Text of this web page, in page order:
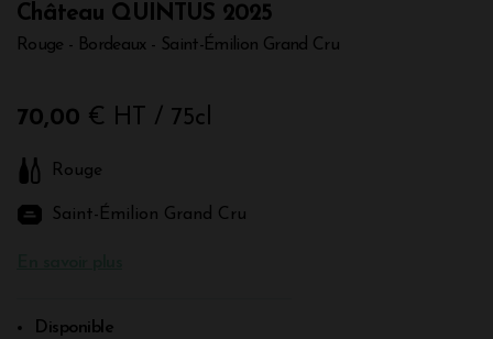
Château QUINTUS 2025
Rouge - Bordeaux - Saint-Émilion Grand Cru
70,00 € HT / 75cl
Rouge
Saint-Émilion Grand Cru
Disponible